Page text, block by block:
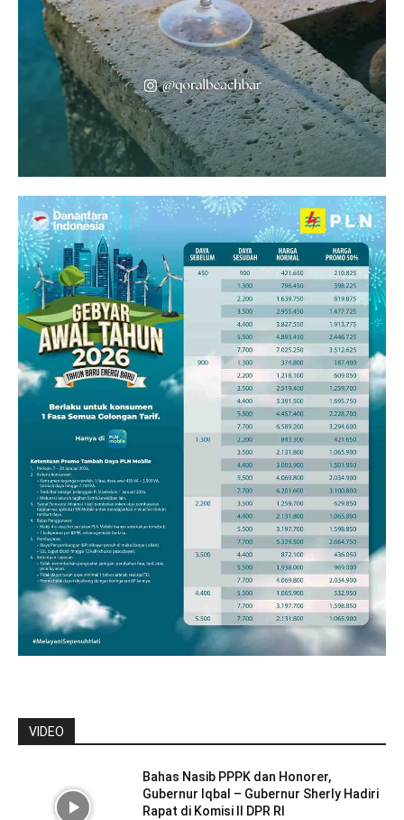
VIDEO
Bahas Nasib PPPK dan Honorer,
Gubernur Iqbal – Gubernur Sherly Hadiri
Rapat di Komisi II DPR RI